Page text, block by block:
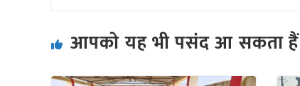
आपको यह भी पसंद आ सकता हैं